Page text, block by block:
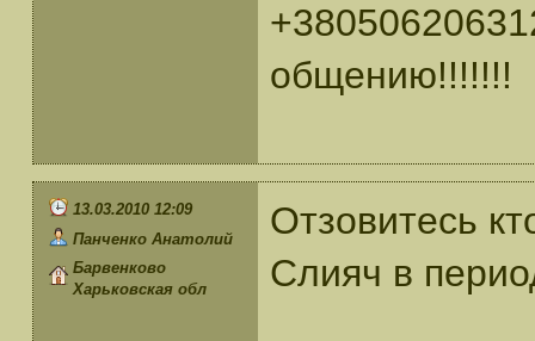
общению!!!!!!!
13.03.2010 12:09
Панченко Анатолий
Барвенково
Харьковская обл
Отзовитесь
Слияч в